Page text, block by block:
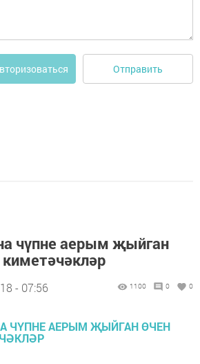
Отправить
чүпне аерым җыйган
- 07:56 1100 0 0